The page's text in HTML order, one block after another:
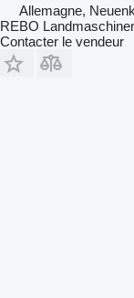
Allemagne,
REBO
Contacter le vendeur